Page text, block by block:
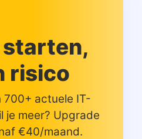
risico
700+ actuele IT-
je meer? Upgrade
€40/maand.